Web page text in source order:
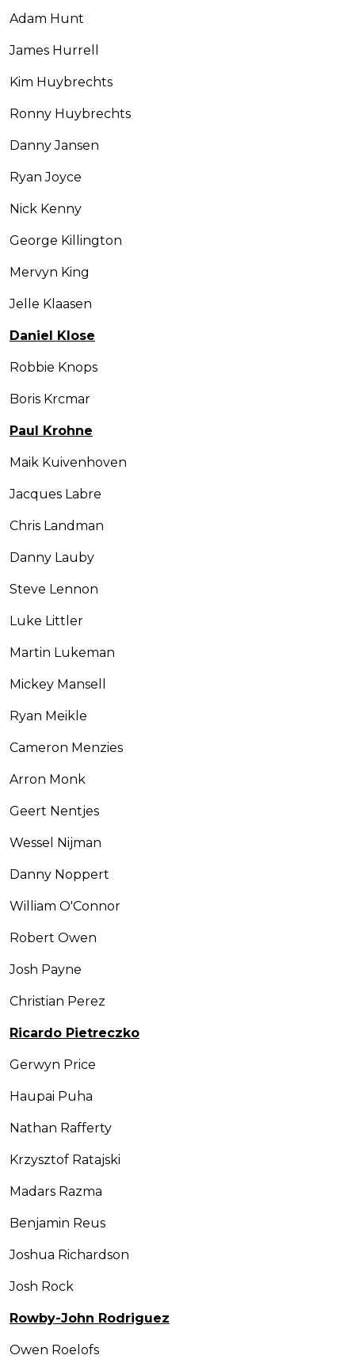
Adam Hunt
James Hurrell
Kim Huybrechts
Ronny Huybrechts
Danny Jansen
Ryan Joyce
Nick Kenny
George Killington
Mervyn King
Jelle Klaasen
Daniel Klose
Robbie Knops
Boris Krcmar
Paul Krohne
Maik Kuivenhoven
Jacques Labre
Chris Landman
Danny Lauby
Steve Lennon
Luke Littler
Martin Lukeman
Mickey Mansell
Ryan Meikle
Cameron Menzies
Arron Monk
Geert Nentjes
Wessel Nijman
Danny Noppert
William O'Connor
Robert Owen
Josh Payne
Christian Perez
Ricardo Pietreczko
Gerwyn Price
Haupai Puha
Nathan Rafferty
Krzysztof Ratajski
Madars Razma
Benjamin Reus
Joshua Richardson
Josh Rock
Rowby-John Rodriguez
Owen Roelofs